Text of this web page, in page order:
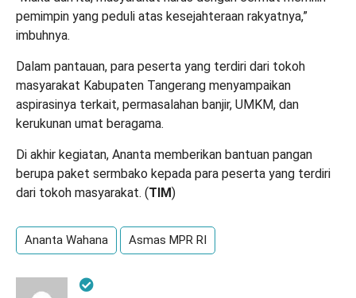
pemimpin yang peduli atas kesejahteraan rakyatnya,”
imbuhnya.
Dalam pantauan, para peserta yang terdiri dari tokoh
masyarakat Kabupaten Tangerang menyampaikan
aspirasinya terkait, permasalahan banjir, UMKM, dan
kerukunan umat beragama.
Di akhir kegiatan, Ananta memberikan bantuan pangan
berupa paket sermbako kepada para peserta yang terdiri
dari tokoh masyarakat. (TIM)
Ananta Wahana Asmas MPR RI